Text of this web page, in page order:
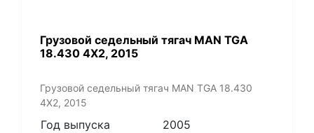
​Грузовой седельный тягач MAN TGA
18.430 4X2, 2015
​Грузовой седельный тягач MAN TGA 18.430
4X2, 2015
Год выпуска
2005